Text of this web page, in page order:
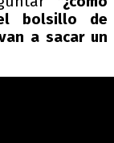
bolsillo de
a sacar un